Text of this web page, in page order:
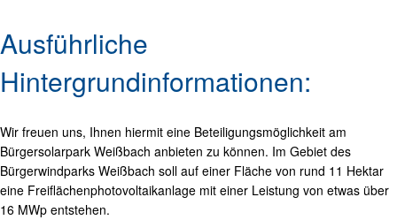
Ausführliche
Hintergrundinformationen:
Wir freuen uns, Ihnen hiermit eine Beteiligungsmöglichkeit am
Bürgersolarpark Weißbach anbieten zu können. Im Gebiet des
Bürgerwindparks Weißbach soll auf einer Fläche von rund 11 Hektar
eine Freiflächenphotovoltaikanlage mit einer Leistung von etwas über
16 MWp entstehen.